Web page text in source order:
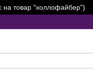
на товар "холлофайбер")